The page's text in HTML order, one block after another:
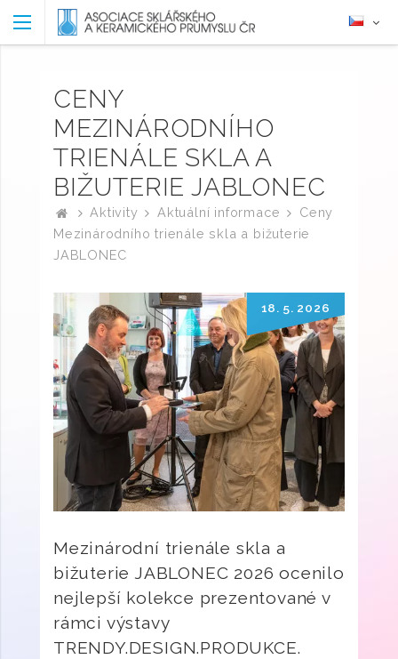
CENY
MEZINÁRODNÍHO
TRIENÁLE SKLA A
BIŽUTERIE JABLONEC
Aktivity Aktuální informace
Ceny
Mezinárodního trienále skla a bižuterie
JABLONEC
18. 5. 2026
Mezinárodní trienále skla a
bižuterie JABLONEC 2026 ocenilo
nejlepší kolekce prezentované v
rámci výstavy
TRENDY.DESIGN.PRODUKCE.